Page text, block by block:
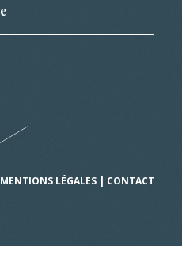
MENTIONS LÉGALES | CONTACT